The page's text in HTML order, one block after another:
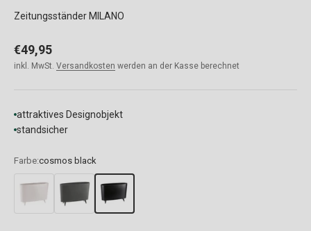
Zeitungsständer MILANO
Angebot
€49,95
inkl. MwSt. Versandkosten werden an der Kasse berechnet
attraktives Designobjekt
standsicher
Farbe:cosmos black